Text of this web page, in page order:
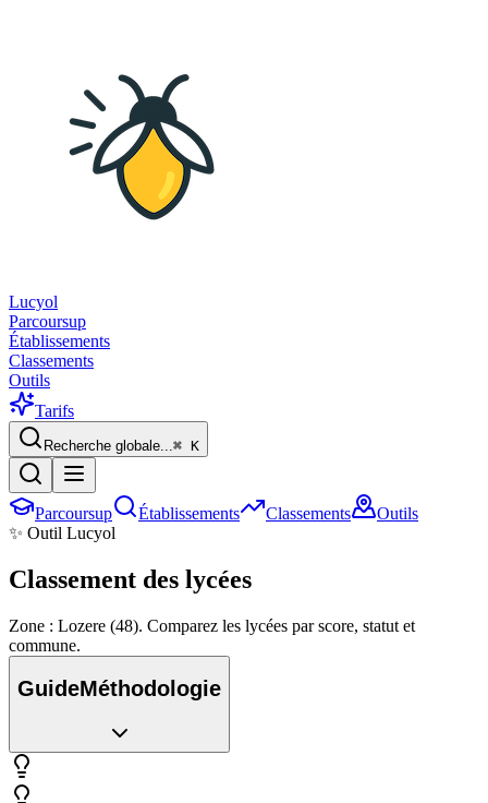
Lucyol
Parcoursup
Établissements
Classements
Outils
Tarifs
Recherche globale...⌘ K
Parcoursup Établissements Classements
Outils
✨ Outil Lucyol
Classement des lycées
Zone : Lozere (48). Comparez les lycées par score, statut et
commune.
GuideMéthodologie